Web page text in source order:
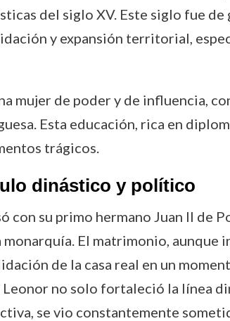
del siglo XV. Este siglo fue
y expansión territorial,
mujer de poder y de influencia,
Esta educación, rica en
trágicos.
dinástico y político
con su primo hermano Juan II de
El matrimonio, aunque
de la casa real en un
no solo fortaleció la línea
se vio constantemente